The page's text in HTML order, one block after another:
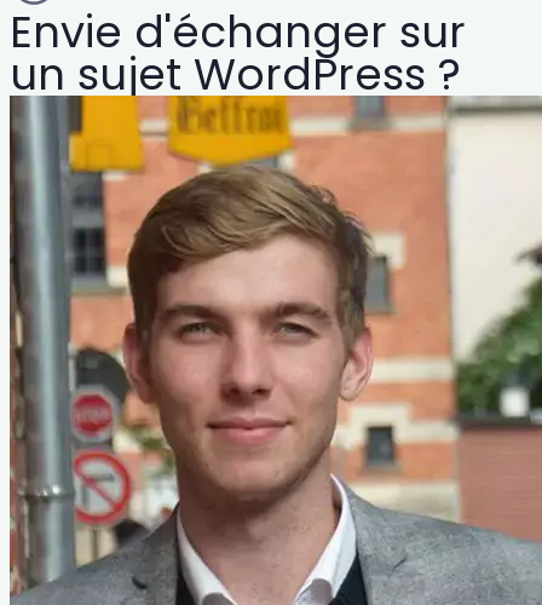
Envie d'échanger sur
un sujet WordPress ?